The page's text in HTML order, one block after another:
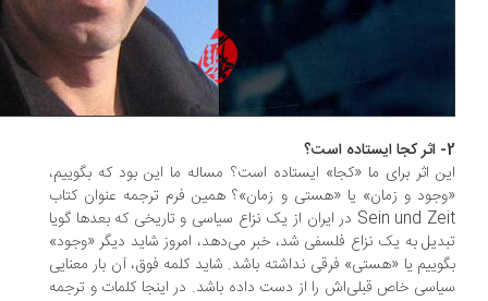
اثر برای ما «کجا» ایستاده است؟ مساله ما این بود که بگوییم،
و زمان» یا «هستی و زمان»؟ همین فرم ترجمه عنوان کتاب
Sein und Zeit در ایران از یک نزاع سیاسی و تاریخی که بعدها گویا
به یک نزاع فلسفی شد، خبر می‌دهد، امروز شاید دیگر «وجود»
یا «هستی» فرقی نداشته باشد. شاید کلمه فوق، آن بار معنایی
خاص قبلی‌اش را از دست داده باشد. در اینجا کلمات و ترجمه